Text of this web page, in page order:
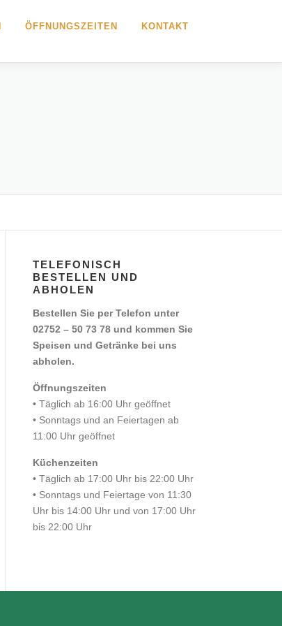
ÖFFNUNGSZEITEN KONTAKT
TELEFONISCH
BESTELLEN UND
ABHOLEN
Bestellen Sie per Telefon unter
02752 – 50 73 78 und kommen Sie
Speisen und Getränke bei uns
abholen.
Öffnungszeiten
• Täglich ab 16:00 Uhr geöffnet
• Sonntags und an Feiertagen ab
11:00 Uhr geöffnet
Küchenzeiten
• Täglich ab 17:00 Uhr bis 22:00 Uhr
• Sonntags und Feiertage von 11:30
Uhr bis 14:00 Uhr und von 17:00 Uhr
bis 22:00 Uhr